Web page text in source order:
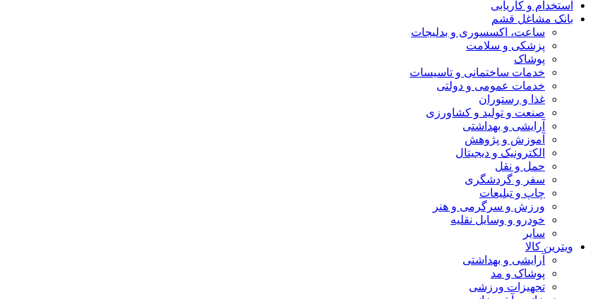
استخدام و کاریابی
بانک مشاغل قشم
ساعت، اکسسوری و بدلیجات
پزشکی و سلامت
پوشاک
خدمات ساختمانی و تاسیسات
خدمات عمومی و دولتی
غذا و رستوران
صنعت و تولید و کشاورزی
آرایشی و بهداشتی
آموزش و پژوهش
الکترونیک و دیجیتال
حمل و نقل
سفر و گردشگری
چاپ و تبلیعات
ورزش و سرگرمی و هنر
خودرو و وسایل نقلیه
سایر
ویترین کالا
آرایشی و بهداشتی
پوشاک و مد
تجهیزات ورزشی